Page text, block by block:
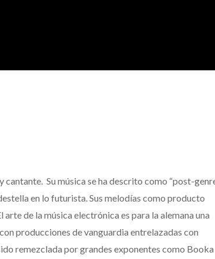
Su música se ha descrito como “post-
en lo futurista. Sus melodías como producto
de la música electrónica es para la alemana una
producciones de vanguardia entrelazadas con
remezclada por grandes exponentes como Booka